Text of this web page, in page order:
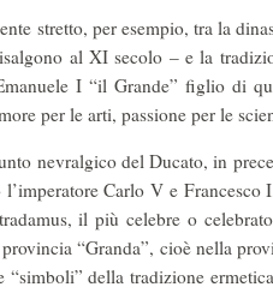
stretto, per esempio, tra la
al XI secolo – e la
I “il Grande” figlio di
per le arti, passione per le
nevralgico del Ducato, in
l’imperatore Carlo V e
il più celebre o
“Granda”, cioè nella
“simboli” della tradizione